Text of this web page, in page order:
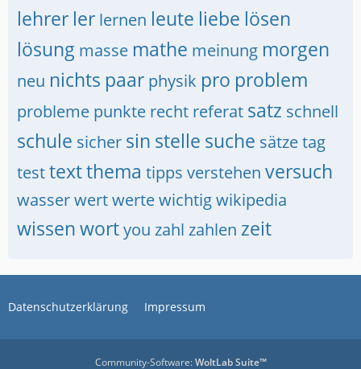
lehrer ler lernen leute liebe lösen
lösung masse mathe meinung morgen
neu nichts paar physik pro problem
probleme punkte recht referat satz schnell
schule sicher sin stelle suche sätzetag
testtextthema tipps verstehen versuch
wasserwertwertewichtigwikipedia
wissenwortyou zahl zahlen zeit
Datenschutzerklärung Impressum
Community-Software:WoltLab Suite™